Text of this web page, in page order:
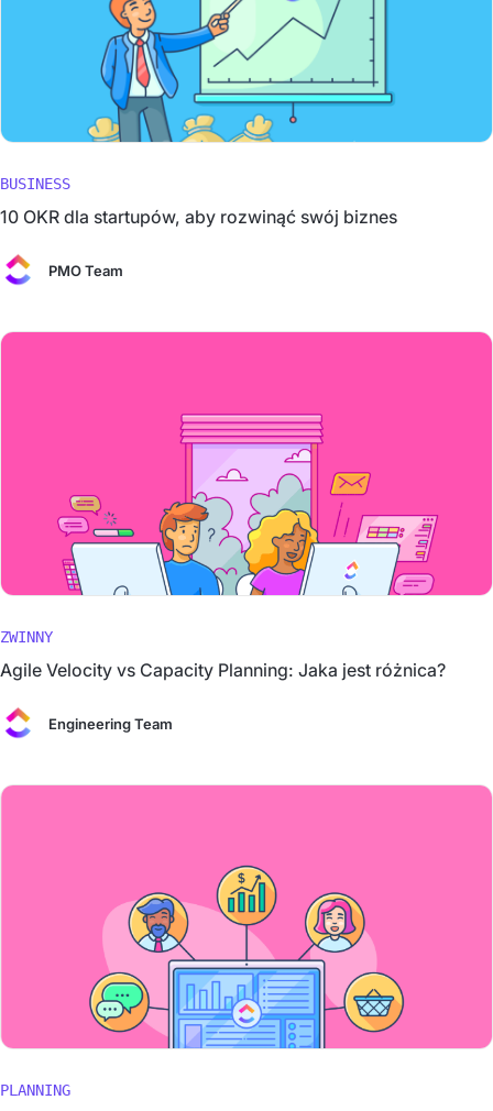
BUSINESS
10 OKR dla startupów, aby rozwinąć swój biznes
PMO Team
ZWINNY
Agile Velocity vs Capacity Planning: Jaka jest różnica?
Engineering Team
PLANNING